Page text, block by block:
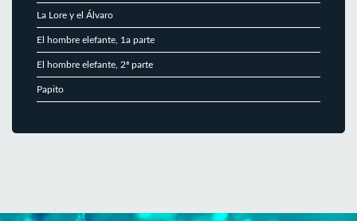
La Lore y el Álvaro
El hombre elefante, 1a parte
El hombre elefante, 2ª parte
Papito